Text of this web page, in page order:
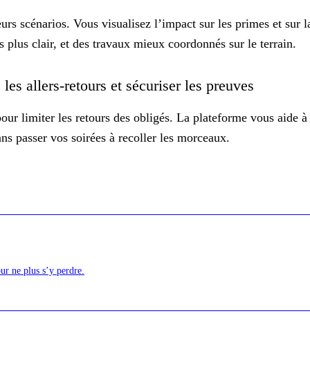
scénarios. Vous visualisez l’impact sur les primes et
plus clair, et des travaux mieux coordonnés sur le terrain.
allers-retours et sécuriser les preuves
limiter les retours des obligés. La plateforme vous aide
passer vos soirées à recoller les morceaux.
ne plus s’y perdre.